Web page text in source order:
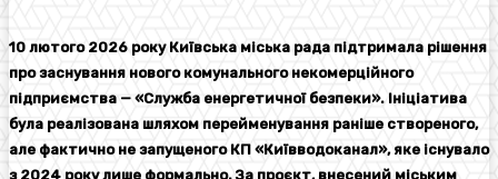
10 лютого 2026 року Київська міська рада підтримала рішення
про заснування нового комунального некомерційного
підприємства — «Служба енергетичної безпеки». Ініціатива
була реалізована шляхом перейменування раніше створеного,
але фактично не запущеного КП «Київводоканал», яке існувало
з 2024 року лише формально. За проєкт, внесений міським